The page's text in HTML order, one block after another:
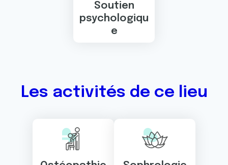
Soutien
psychologiqu
e
Les activités de ce lieu